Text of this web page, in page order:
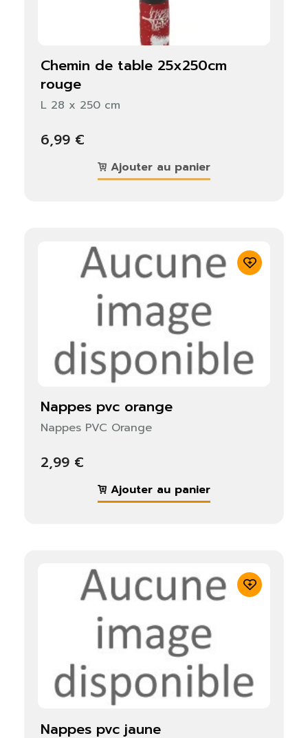
chemin de table 25x250cm
rouge
L 28 x 250 cm
6,99 €
Ajouter au panier
nappes pvc orange
Nappes PVC Orange
2,99 €
Ajouter au panier
nappes pvc jaune